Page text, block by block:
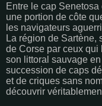
Entre le cap
une portion de côte
les navigateurs
La région de Sartène,
de Corse par ceux
son littoral sauvage
succession de caps
et de criques sans
découvrir